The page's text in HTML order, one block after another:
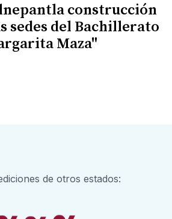
construcción
sedes del Bachillerato
Maza"
de otros estados: